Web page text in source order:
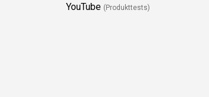
YouTube (Produkttests)